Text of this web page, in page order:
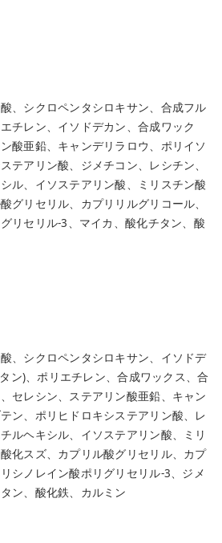
、シクロペンタシロキサン、合成フル
チレン、イソドデカン、合成ワック
酸亜鉛、キャンデリラロウ、ポリイソ
テアリン酸、ジメチコン、レシチン、
ル、イソステアリン酸、ミリスチン酸
グリセリル、カプリリルグリコール、
リセリル-3、マイカ、酸化チタン、酸
、シクロペンタシロキサン、イソドデ
ン)、ポリエチレン、合成ワックス、合
セレシン、ステアリン酸亜鉛、キャン
ン、ポリヒドロキシステアリン酸、レ
ルヘキシル、イソステアリン酸、ミリ
化スズ、カプリル酸グリセリル、カプ
シノレイン酸ポリグリセリル-3、ジメ
ン、酸化鉄、カルミン